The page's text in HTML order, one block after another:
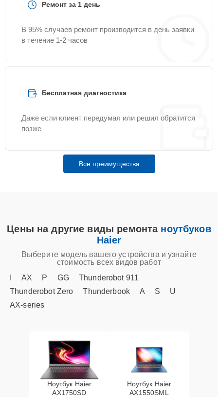
Ремонт за 1 день
В 95% случаев ремонт производится в день заявки
в течение 1-2 часов
Бесплатная диагностика
Даже если клиент передумал или решил обратится
позже
Все преимущества
Цены на другие виды ремонта ноутбуков
Haier
Выберите модель вашего устройства и узнайте
стоимость всех видов работ
AX P GG
Thunderobot 911
Thunderobot Zero
Thunderbook A S
U
AX‑series
Ноутбук Haier
AX1750SD
Ноутбук Haier
AX1550SML